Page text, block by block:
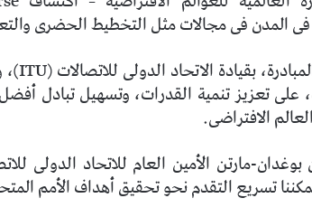
على تعزيز تنمية القدرات، وتسهيل تبادل
الافتراضى.
مارتن الأمين العام للاتحاد الدولى
تسريع التقدم نحو تحقيق أهداف الأمم